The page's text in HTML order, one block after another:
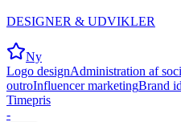
DESIGNER & UDVIKLER
Ny
Logo designAdministration af
outroInfluencer marketingBrand
Timepris
-